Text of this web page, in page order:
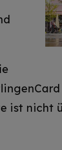
ist